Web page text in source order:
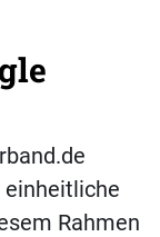
Rahmen